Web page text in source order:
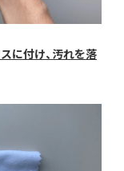
に付け、汚れを落